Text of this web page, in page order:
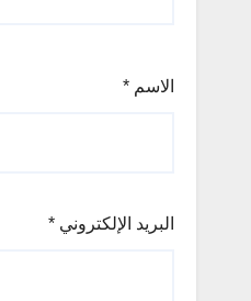
الاسم *
البريد الإلكتروني *